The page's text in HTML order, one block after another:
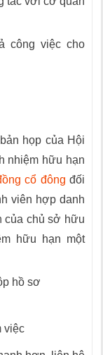
công việc cho
họp của Hội
nhiệm hữu hạn
cổ đông đối
viên hợp danh
của chủ sở hữu
hữu hạn một
hồ sơ
việc